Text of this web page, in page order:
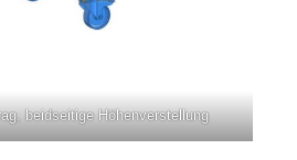
beidseitige Höhenverstellung